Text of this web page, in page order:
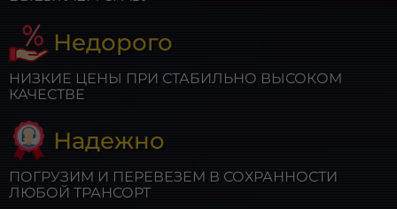
Недорого
НИЗКИЕ ЦЕНЫ ПРИ СТАБИЛЬНО ВЫСОКОМ
КАЧЕСТВЕ
Надежно
ПОГРУЗИМ И ПЕРЕВЕЗЕМ В СОХРАННОСТИ
ЛЮБОЙ ТРАНСОРТ